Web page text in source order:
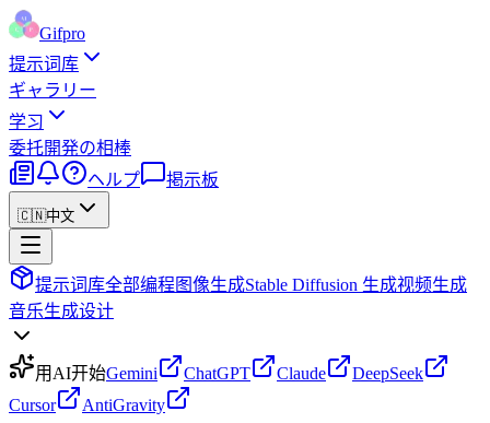
Gifpro
提示词库
ギャラリー
学习
委托開発の相棒
ヘルプ
掲示板
🇨🇳中文
提示词库全部编程 图像生成Stable Diffusion 生成视频生成
音乐生成设计
用AI开始Gemini ChatGPT Claude
DeepSeek
Cursor
AntiGravity